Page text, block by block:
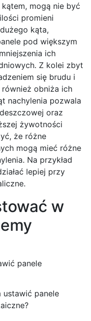
mogą nie być
promieni
kąta,
pod większym
ich
Z kolei zbyt
się brudu i
obniża ich
nachylenia pozwala
oraz
żywotności
że różne
mogą mieć różne
Na przykład
lepiej przy
w
ustawić panele